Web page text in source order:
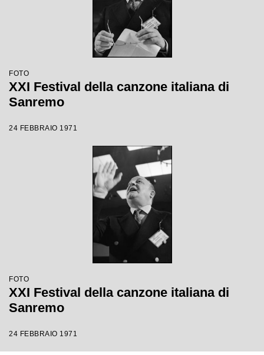
FOTO
XXI Festival della canzone italiana di
Sanremo
24 FEBBRAIO 1971
FOTO
XXI Festival della canzone italiana di
Sanremo
24 FEBBRAIO 1971